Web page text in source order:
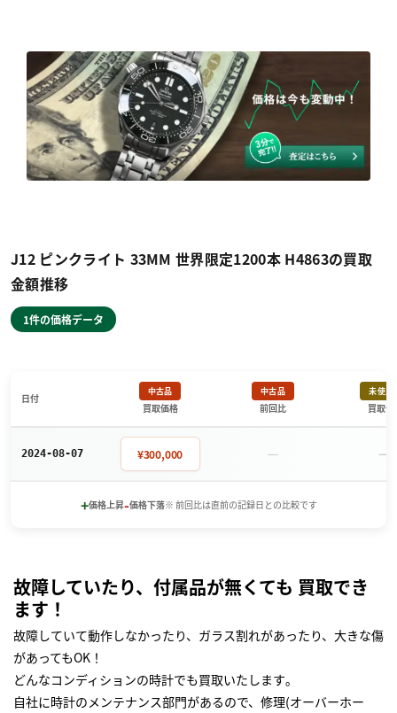
J12 ピンクライト 33MM 世界限定1200本 H4863の買取
金額推移
1件の価格データ
日付
中古品
買取価格
中古品
前回比
未使用
買取価
2024-08-07 ¥300,000 － －
+価格上昇-価格下落※ 前回比は直前の記録日との比較です
故障していたり、付属品が無くても 買取でき
ます！
故障していて動作しなかったり、ガラス割れがあったり、大きな傷
があってもOK！
どんなコンディションの時計でも買取いたします｡
自社に時計のメンテナンス部門があるので、修理(オーバーホー